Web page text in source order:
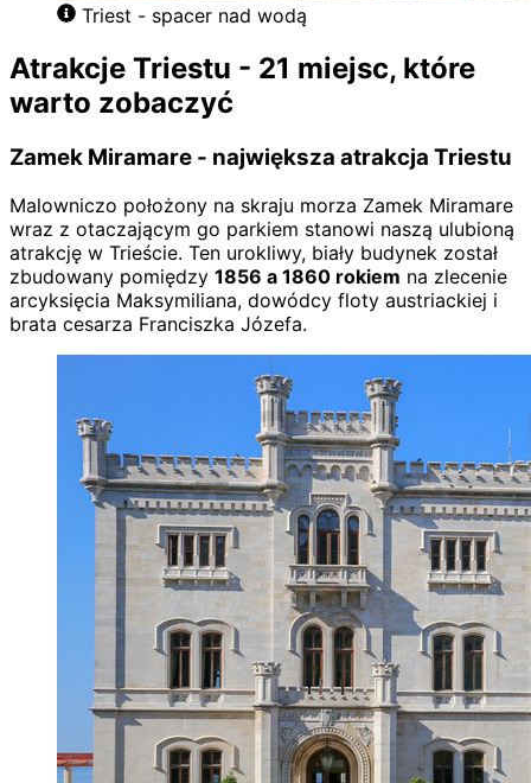
Triest - spacer nad wodą
Atrakcje Triestu - 21 miejsc, które
warto zobaczyć
Zamek Miramare - największa atrakcja Triestu
Malowniczo położony na skraju morza Zamek Miramare
wraz z otaczającym go parkiem stanowi naszą ulubioną
atrakcję w Trieście. Ten urokliwy, biały budynek został
zbudowany pomiędzy 1856 a 1860 rokiem na zlecenie
arcyksięcia Maksymiliana, dowódcy floty austriackiej i
brata cesarza Franciszka Józefa.